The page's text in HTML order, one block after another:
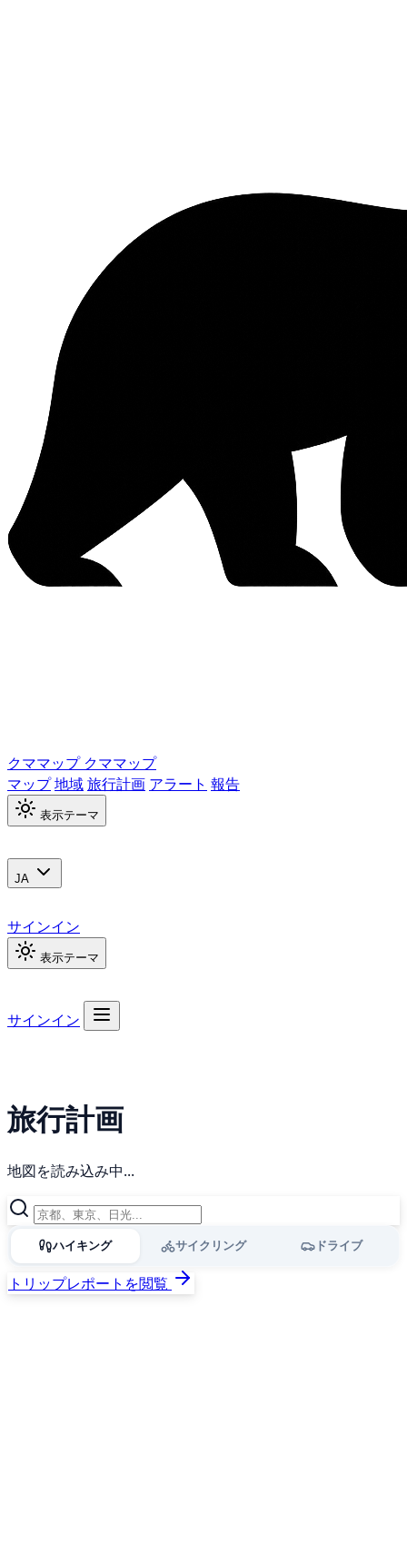
クママップ クママップ
マップ地域旅行計画 アラート 報告
表示テーマ
JA
サインイン
表示テーマ
サインイン
旅行計画
地図を読み込み中...
ハイキング サイクリング ドライブ
トリップレポートを閲覧